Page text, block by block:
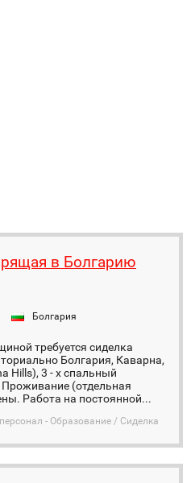
в Болгарию
Болгария
требуется сиделка
Болгария, Каварна,
Hills), 3 - х спальный
(отдельная
Работа на постоянной...
- Образование / Сиделка